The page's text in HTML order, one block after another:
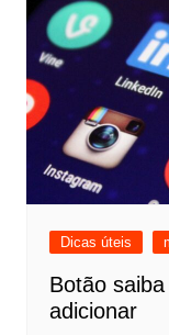
Dicas úteis
Botão
adicionar